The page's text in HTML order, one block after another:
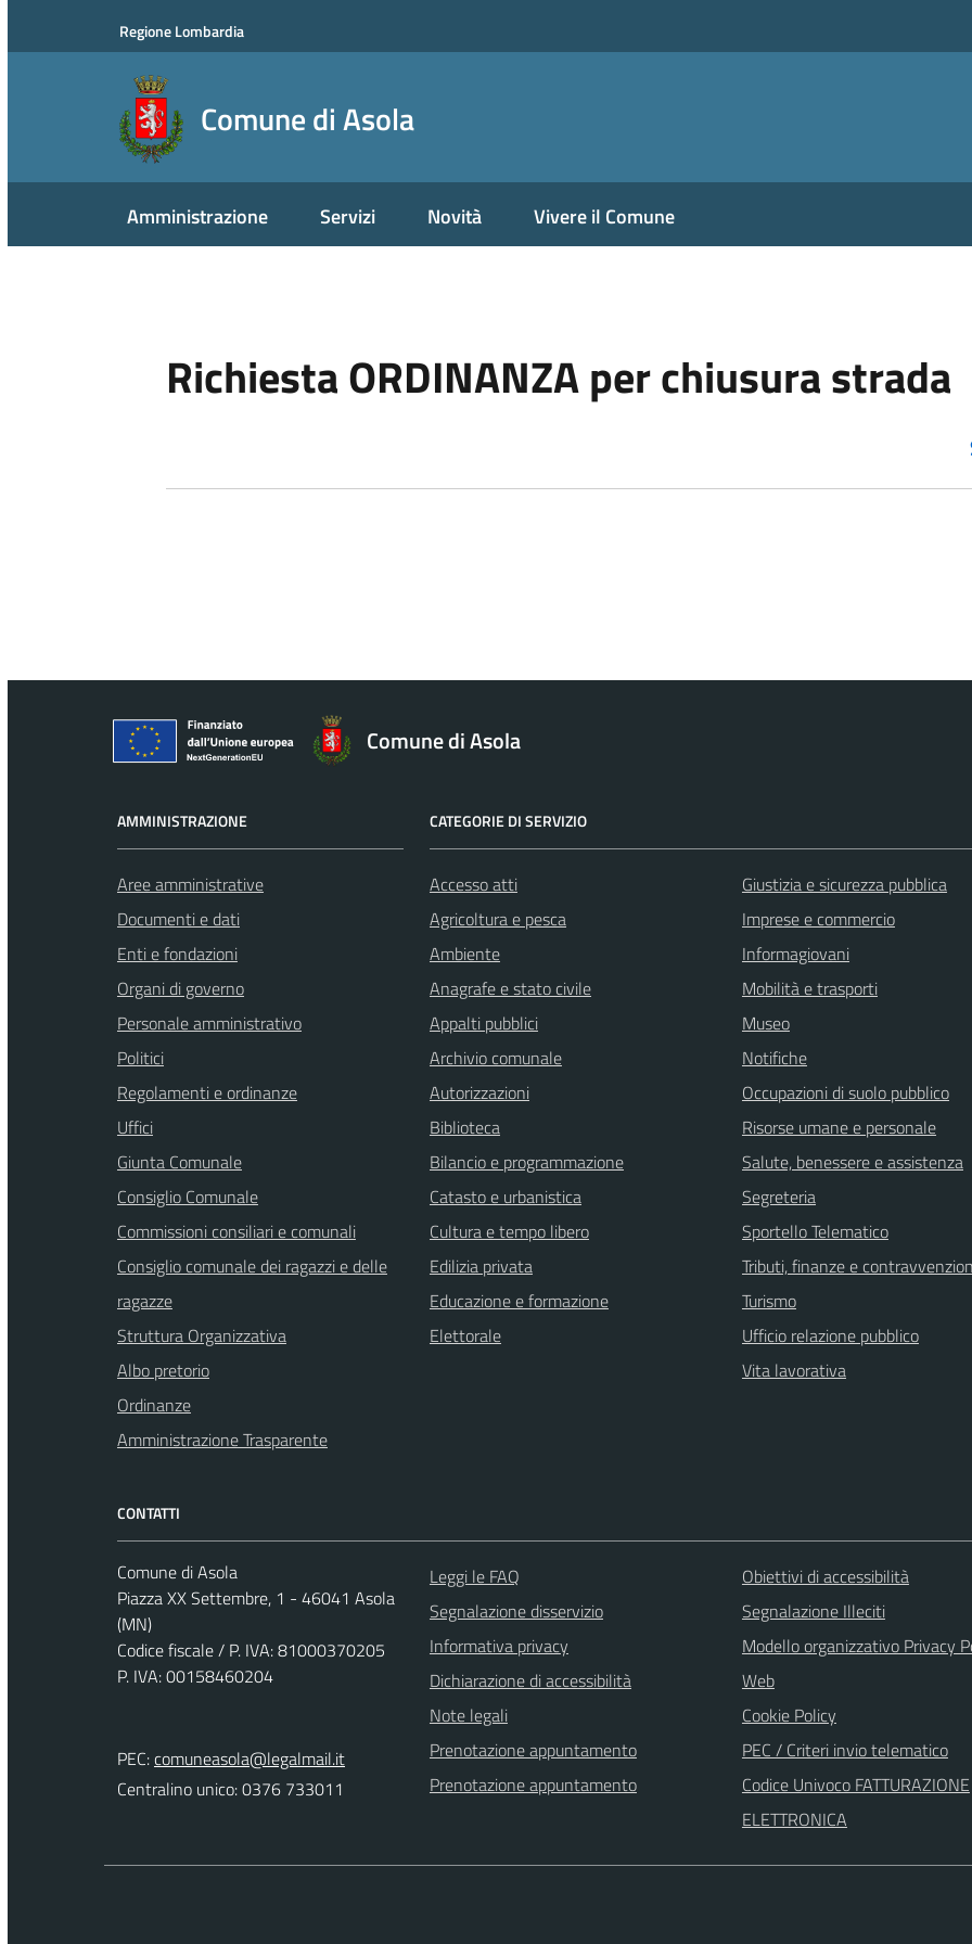
Regione Lombardia
Comune di Asola
Amministrazione Servizi Novità Vivere il Comune
Richiesta ORDINANZA per chiusura strada
Comune di Asola
AMMINISTRAZIONE
Aree amministrative
Documenti e dati
Enti e fondazioni
Organi di governo
Personale amministrativo
Politici
Regolamenti e ordinanze
Uffici
Giunta Comunale
Consiglio Comunale
Commissioni consiliari e comunali
Consiglio comunale dei ragazzi e delle
ragazze
Struttura Organizzativa
Albo pretorio
Ordinanze
Amministrazione Trasparente
CATEGORIE DI SERVIZIO
Accesso atti
Agricoltura e pesca
Ambiente
Anagrafe e stato civile
Appalti pubblici
Archivio comunale
Autorizzazioni
Biblioteca
Bilancio e programmazione
Catasto e urbanistica
Cultura e tempo libero
Edilizia privata
Educazione e formazione
Elettorale
Giustizia e sicurezza pubblica
Imprese e commercio
Informagiovani
Mobilità e trasporti
Museo
Notifiche
Occupazioni di suolo pubblico
Risorse umane e personale
Salute, benessere e assistenza
Segreteria
Sportello Telematico
Tributi, finanze e
Turismo
Ufficio relazione pubblico
Vita lavorativa
CONTATTI
Comune di Asola
Piazza XX Settembre, 1 - 46041 Asola
(MN)
Codice fiscale / P. IVA: 81000370205
P. IVA: 00158460204
PEC:comuneasola@legalmail.it
Centralino unico: 0376 733011
Leggi le FAQ
Segnalazione disservizio
Informativa privacy
Dichiarazione di accessibilità
Note legali
Prenotazione appuntamento
Prenotazione appuntamento
Obiettivi di accessibilità
Segnalazione Illeciti
Modello organizzativo Privacy
Web
Cookie Policy
PEC / Criteri invio telematico
Codice Univoco FATTURAZIONE
ELETTRONICA